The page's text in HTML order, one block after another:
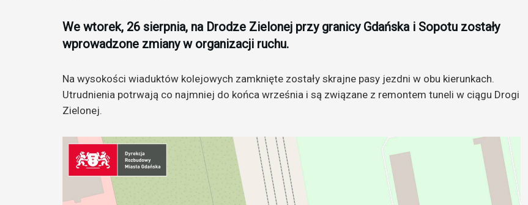
We wtorek, 26 sierpnia, na Drodze Zielonej przy granicy Gdańska i Sopotu zostały
wprowadzone zmiany w organizacji ruchu.
Na wysokości wiaduktów kolejowych zamknięte zostały skrajne pasy jezdni w obu kierunkach.
Utrudnienia potrwają co najmniej do końca września i są związane z remontem tuneli w ciągu Drogi
Zielonej.